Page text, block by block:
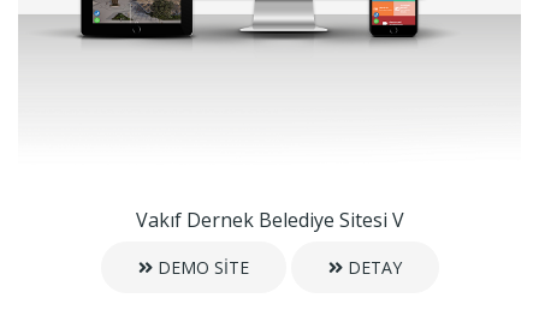
Vakıf Dernek Belediye Sitesi V
DEMO SİTE DETAY